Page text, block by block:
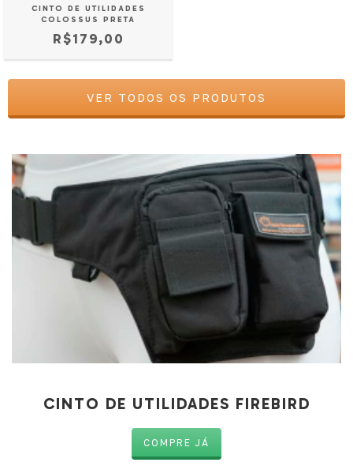
CINTO DE UTILIDADES
COLOSSUS PRETA
R$179,00
VER TODOS OS PRODUTOS
CINTO DE UTILIDADES FIREBIRD
COMPRE JÁ